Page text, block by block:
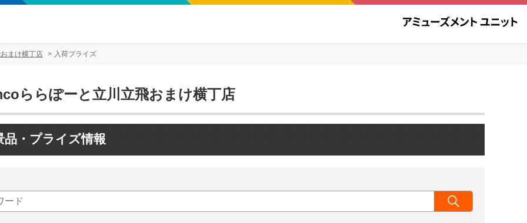
まけ横丁店 入荷プライズ
ららぽーと立川立飛おまけ横丁店
品・プライズ情報